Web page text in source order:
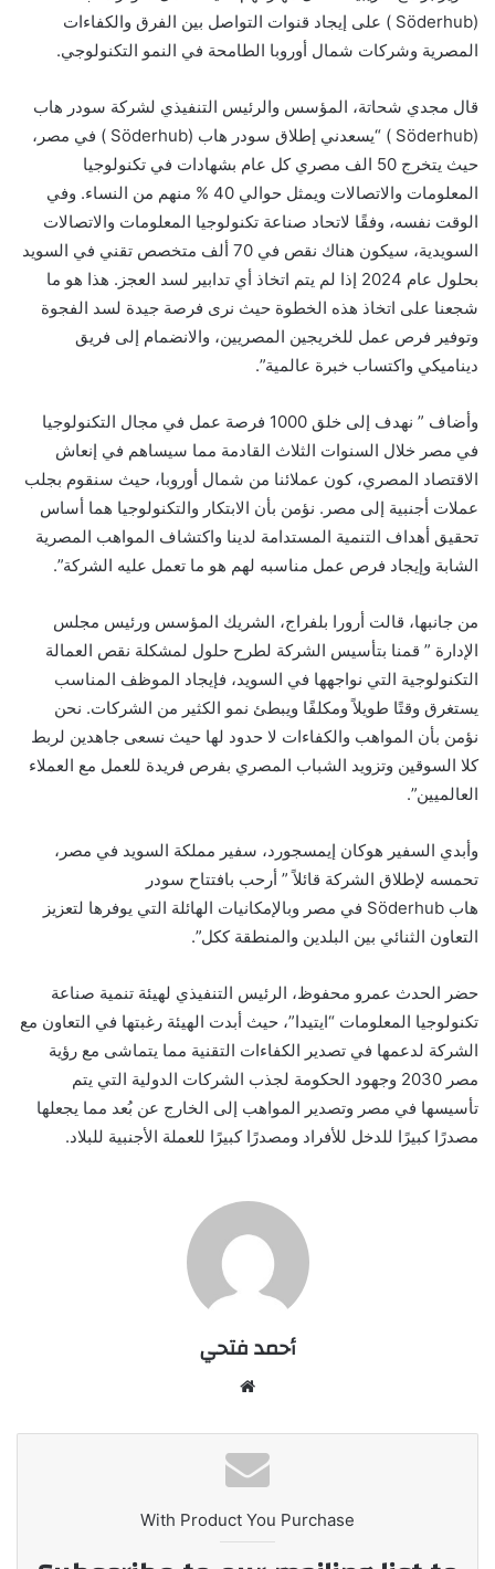
(
Söderhub ) على إيجاد قنوات التواصل بين الفرق والكفاءات
المصرية وشركات شمال أوروبا الطامحة في النمو التكنولوجي.
قال مجدي شحاتة، المؤسس والرئيس التنفيذي لشركة سودر هاب
(
Söderhub ) “يسعدني إطلاق سودر هاب (Söderhub ) في مصر،
حيث يتخرج 50 الف مصري كل عام بشهادات في تكنولوجيا
المعلومات والاتصالات ويمثل حوالي 40 % منهم من النساء. وفي
الوقت نفسه، وفقًا لاتحاد صناعة تكنولوجيا المعلومات والاتصالات
السويدية، سيكون هناك نقص في 70 ألف متخصص تقني في السويد
بحلول عام 2024 إذا لم يتم اتخاذ أي تدابير لسد العجز. هذا هو ما
شجعنا على اتخاذ هذه الخطوة حيث نرى فرصة جيدة لسد الفجوة
وتوفير فرص عمل للخريجين المصريين، والانضمام إلى فريق
ديناميكي واكتساب خبرة عالمية”.
وأضاف ” نهدف إلى خلق 1000 فرصة عمل في مجال التكنولوجيا
في مصر خلال السنوات الثلاث القادمة مما سيساهم في إنعاش
الاقتصاد المصري، كون عملائنا من شمال أوروبا، حيث سنقوم بجلب
عملات أجنبية إلى مصر. نؤمن بأن الابتكار والتكنولوجيا هما أساس
تحقيق أهداف التنمية المستدامة لدينا واكتشاف المواهب المصرية
الشابة وإيجاد فرص عمل مناسبه لهم هو ما تعمل عليه الشركة”.
من جانبها، قالت أرورا بلفراج، الشريك المؤسس ورئيس مجلس
الإدارة ” قمنا بتأسيس الشركة لطرح حلول لمشكلة نقص العمالة
التكنولوجية التي نواجهها في السويد، فإيجاد الموظف المناسب
يستغرق وقتًا طويلاً ومكلفًا ويبطئ نمو الكثير من الشركات. نحن
نؤمن بأن المواهب والكفاءات لا حدود لها حيث نسعى جاهدين لربط
كلا السوقين وتزويد الشباب المصري بفرص فريدة للعمل مع العملاء
العالميين”.
وأبدي السفير هوكان إيمسجورد، سفير مملكة السويد في مصر،
تحمسه لإطلاق الشركة قائلاً ” أرحب بافتتاح سودر
هاب Söderhub في مصر وبالإمكانيات الهائلة التي يوفرها لتعزيز
التعاون الثنائي بين البلدين والمنطقة ككل”.
حضر الحدث عمرو محفوظ، الرئيس التنفيذي لهيئة تنمية صناعة
تكنولوجيا المعلومات “ايتيدا”، حيث أبدت الهيئة رغبتها في التعاون مع
الشركة لدعمها في تصدير الكفاءات التقنية مما يتماشى مع رؤية
مصر 2030 وجهود الحكومة لجذب الشركات الدولية التي يتم
تأسيسها في مصر وتصدير المواهب إلى الخارج عن بُعد مما يجعلها
مصدرًا كبيرًا للدخل للأفراد ومصدرًا كبيرًا للعملة الأجنبية للبلاد.
أحمد فتحي
With Product You Purchase